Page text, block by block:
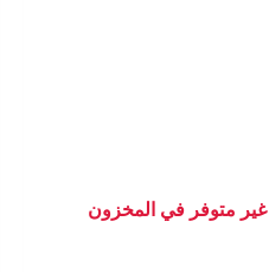
غير متوفر في المخزون